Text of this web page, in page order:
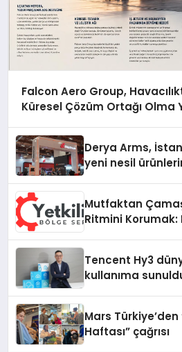
Falcon Aero Group,
Küresel Çözüm Ortağı Olma
Derya Arms,
yeni nesil
Mutfaktan
Ritmini Korumak:
Tencent Hy3
kullanıma
Mars
Haftası” çağrısı